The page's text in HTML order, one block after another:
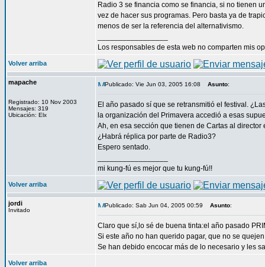
Radio 3 se financia como se financia, si no tienen
vez de hacer sus programas. Pero basta ya de
menos de ser la referencia del alternativismo.
Los responsables de esta web no comparten mis
Volver arriba
mapache
Registrado: 10 Nov 2003
Mensajes: 319
Ubicación: Elx
Publicado: Vie Jun 03, 2005 16:08 Asunto:
El año pasado sí que se retransmitió el festival.
la organización del Primavera accedió a esas
Ah, en esa sección que tienen de Cartas al
¿Habrá réplica por parte de Radio3?
Espero sentado.
mi kung-fú es mejor que tu kung-fú!!
Volver arriba
jordi
Invitado
Publicado: Sab Jun 04, 2005 00:59 Asunto:
Claro que sí,lo sé de buena tinta:el año pasado
Si este año no han querido pagar, que no se
Se han debido encocar más de lo necesario y les
Volver arriba